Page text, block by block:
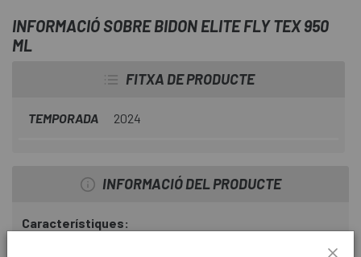
INFORMACIÓ SOBRE BIDON ELITE FLY TEX 950
ML
FITXA DE PRODUCTE
TEMPORADA 2024
INFORMACIÓ DEL PRODUCTE
Característiques: